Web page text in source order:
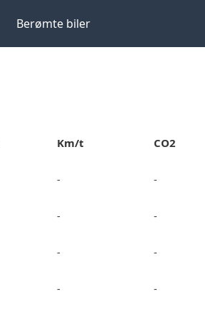
Berømte biler
Km/t CO2
- -
- -
- -
- -